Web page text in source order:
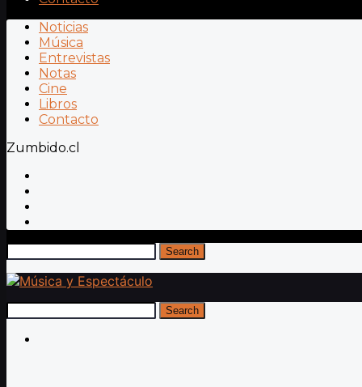
Noticias
Música
Entrevistas
Notas
Cine
Libros
Contacto
Zumbido.cl
Search
Search